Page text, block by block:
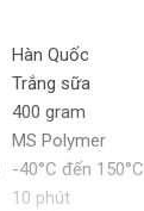
Hàn Quốc
Trắng sữa
400 gram
MS Polymer
-40°C đến 150°C
10 phút